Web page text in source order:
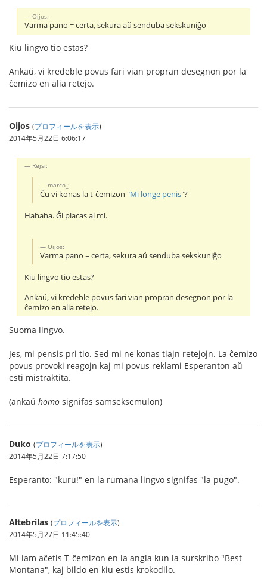
Oijos:
Varma pano = certa, sekura aŭ senduba sekskuniĝo
Kiu lingvo tio estas?
Ankaŭ, vi kredeble povus fari vian propran desegnon por la
ĉemizo en alia retejo.
Oijos (プロフィールを表示)
2014年5月22日 6:06:17
Rejsi:
marco_:
Ĉu vi konas la t-ĉemizon "Mi longe penis"?
Hahaha. Ĝi placas al mi.
Oijos:
Varma pano = certa, sekura aŭ senduba sekskuniĝo
Kiu lingvo tio estas?
Ankaŭ, vi kredeble povus fari vian propran desegnon por la
ĉemizo en alia retejo.
Suoma lingvo.
Jes, mi pensis pri tio. Sed mi ne konas tiajn retejojn. La ĉemizo
povus provoki reagojn kaj mi povus reklami Esperanton aŭ
esti mistraktita.
(ankaŭ homo signifas samseksemulon)
Duko (プロフィールを表示)
2014年5月22日 7:17:50
Esperanto: "kuru!" en la rumana lingvo signifas "la pugo".
Altebrilas (プロフィールを表示)
2014年5月27日 11:45:40
Mi iam aĉetis T-ĉemizon en la angla kun la surskribo "Best
Montana", kaj bildo en kiu estis krokodilo.